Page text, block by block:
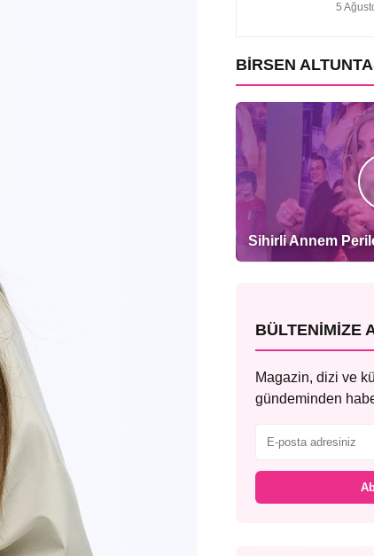
5
BIRSEN
Sihirli Annem
BÜLTENIMIZE
Magazin, dizi ve
gündeminden